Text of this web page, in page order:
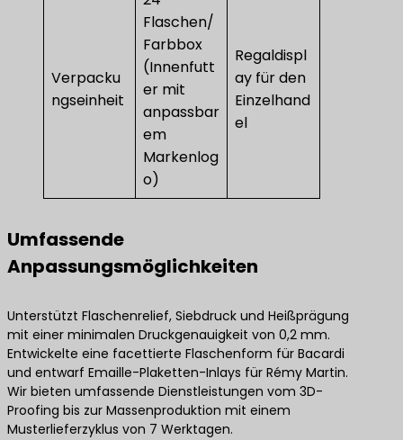
Verpacku
ngseinheit
Flaschen/
Farbbox
(Innenfutt
er mit
anpassbar
em
Markenlog
o)
Regaldispl
ay für den
Einzelhand
el
Umfassende
Anpassungsmöglichkeiten
Unterstützt Flaschenrelief, Siebdruck und Heißprägung
mit einer minimalen Druckgenauigkeit von 0,2 mm.
Entwickelte eine facettierte Flaschenform für Bacardi
und entwarf Emaille-Plaketten-Inlays für Rémy Martin.
Wir bieten umfassende Dienstleistungen vom 3D-
Proofing bis zur Massenproduktion mit einem
Musterlieferzyklus von 7 Werktagen.